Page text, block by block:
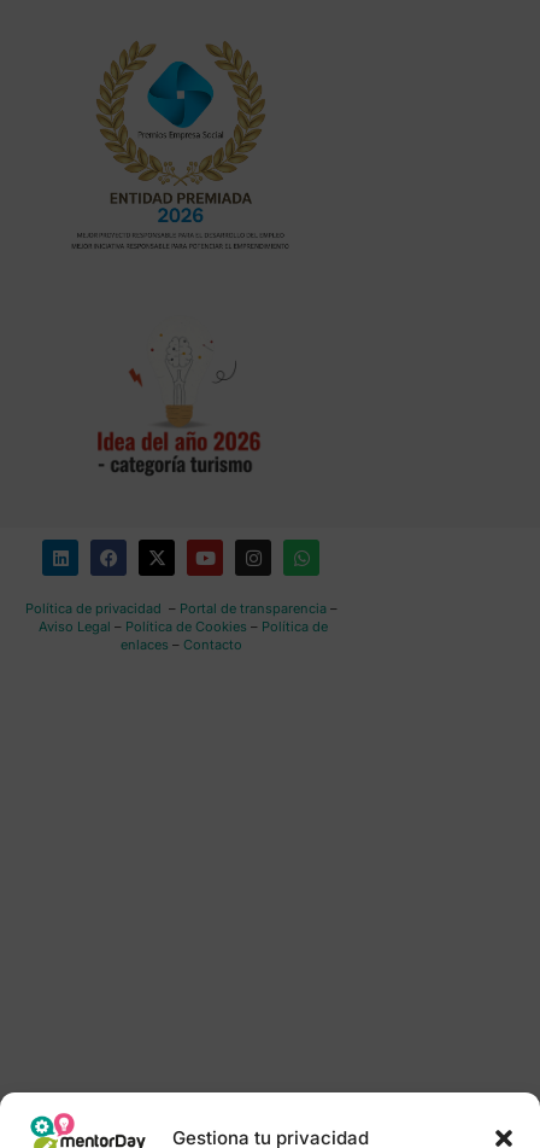
Gestiona tu privacidad
Política de privacidad – Portal de transparencia–
Aviso Legal – Política de Cookies – Política de
enlaces – Contacto